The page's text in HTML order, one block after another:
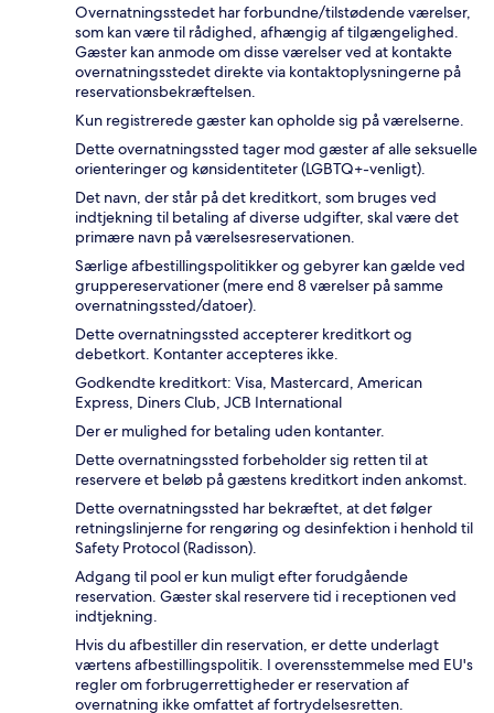
Overnatningsstedet har forbundne/tilstødende værelser,
som kan være til rådighed, afhængig af tilgængelighed.
Gæster kan anmode om disse værelser ved at kontakte
overnatningsstedet direkte via kontaktoplysningerne på
reservationsbekræftelsen.
Kun registrerede gæster kan opholde sig på værelserne.
Dette overnatningssted tager mod gæster af alle seksuelle
orienteringer og kønsidentiteter (LGBTQ+-venligt).
Det navn, der står på det kreditkort, som bruges ved
indtjekning til betaling af diverse udgifter, skal være det
primære navn på værelsesreservationen.
Særlige afbestillingspolitikker og gebyrer kan gælde ved
gruppereservationer (mere end 8 værelser på samme
overnatningssted/datoer).
Dette overnatningssted accepterer kreditkort og
debetkort. Kontanter accepteres ikke.
Godkendte kreditkort: Visa, Mastercard, American
Express, Diners Club, JCB International
Der er mulighed for betaling uden kontanter.
Dette overnatningssted forbeholder sig retten til at
reservere et beløb på gæstens kreditkort inden ankomst.
Dette overnatningssted har bekræftet, at det følger
retningslinjerne for rengøring og desinfektion i henhold til
Safety Protocol (Radisson).
Adgang til pool er kun muligt efter forudgående
reservation. Gæster skal reservere tid i receptionen ved
indtjekning.
Hvis du afbestiller din reservation, er dette underlagt
værtens afbestillingspolitik. I overensstemmelse med EU's
regler om forbrugerrettigheder er reservation af
overnatning ikke omfattet af fortrydelsesretten.